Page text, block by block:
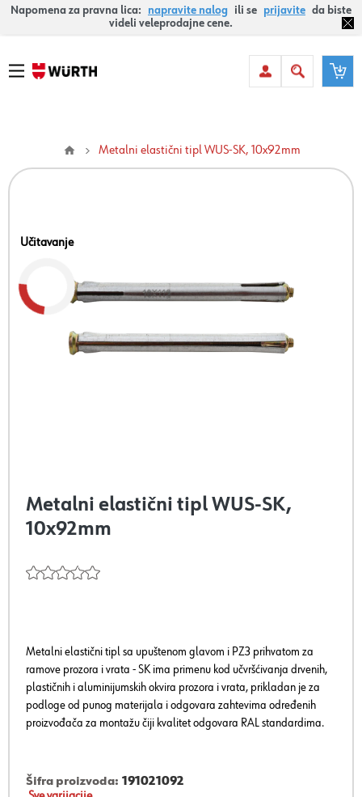
Napomena za pravna lica: napravite nalog ili se prijavite da biste
videli veleprodajne cene.
Metalni elastični tipl WUS-SK, 10x92mm
Učitavanje
Metalni elastični tipl WUS-SK,
10x92mm
Metalni elastični tipl sa upuštenom glavom i PZ3 prihvatom za
ramove prozora i vrata - SK ima primenu kod učvršćivanja drvenih,
plastičnih i aluminijumskih okvira prozora i vrata, prikladan je za
podloge od punog materijala i odgovara zahtevima određenih
proizvođača za montažu čiji kvalitet odgovara RAL standardima.
Šifra proizvoda: 191021092